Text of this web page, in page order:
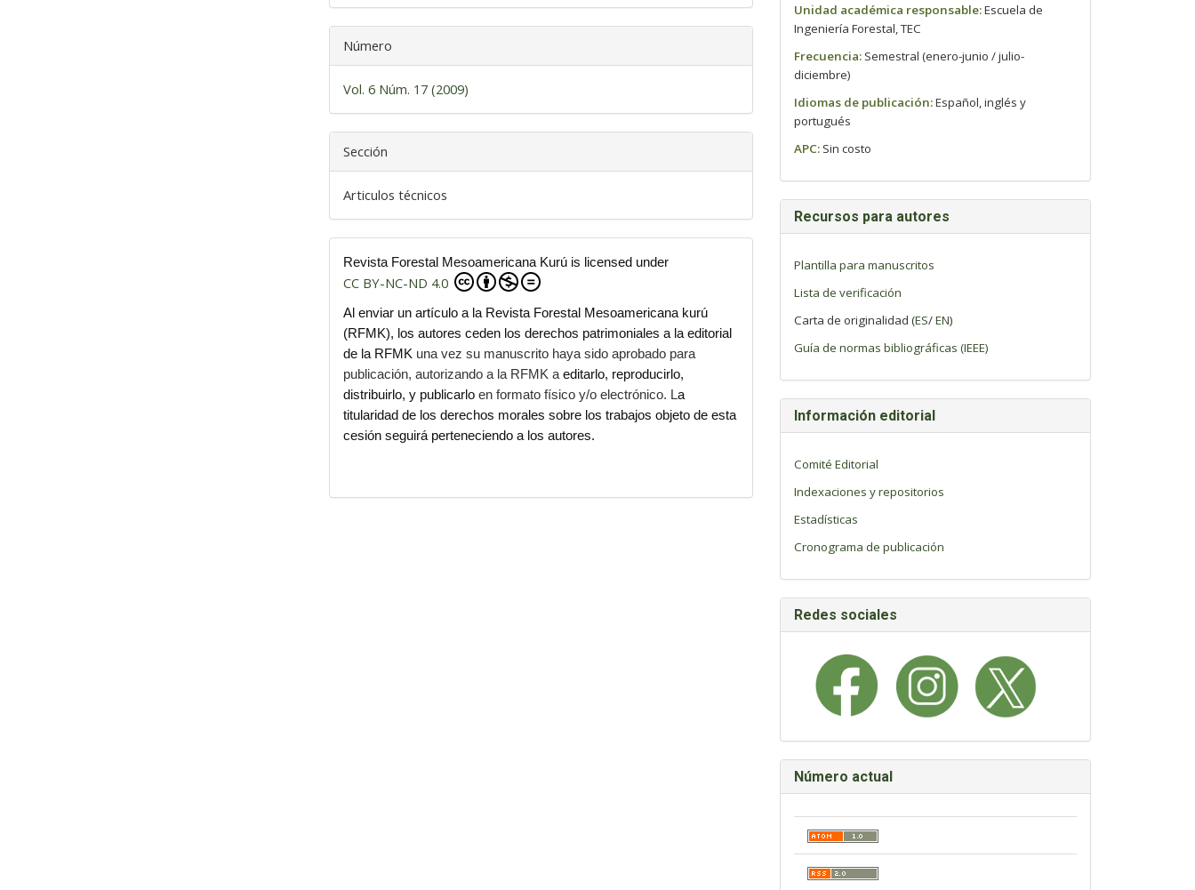
Número
Vol. 6 Núm. 17 (2009)
Sección
Articulos técnicos
Revista Forestal Mesoamericana Kurú is licensed under
CC BY-NC-ND 4.0
Al enviar un artículo a la Revista Forestal Mesoamericana kurú
(RFMK), los autores ceden los derechos patrimoniales a la editorial
de la RFMK una vez su manuscrito haya sido aprobado para
publicación, autorizando a la RFMK aeditarlo, reproducirlo,
distribuirlo, y publicarlo en formato físico y/o electrónico. La
titularidad de los derechos morales sobre los trabajos objeto de esta
cesión seguirá perteneciendo a los autores.
Unidad académica responsable:Escuela de
Ingeniería Forestal, TEC
Frecuencia: Semestral (enero-junio / julio-
diciembre)
Idiomas de publicación:Español, inglés y
portugués
APC: Sin costo
Recursos para autores
Plantilla para manuscritos
Lista de verificación
Carta de originalidad (ES/EN)
Guía de normas bibliográficas (IEEE)
Información editorial
Comité Editorial
Indexaciones y repositorios
Estadísticas
Cronograma de publicación
Redes sociales
Número actual